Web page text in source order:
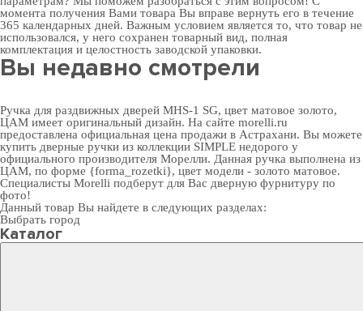
момента получения Вами товара Вы вправе вернуть его в течение
365 календарных дней. Важным условием является то, что товар не
использовался, у него сохранен товарный вид, полная
комплектация и целостность заводской упаковки.
Вы недавно смотрели
Ручка для раздвижных дверей MHS-1 SG, цвет матовое золото,
ЦАМ имеет оригинальный дизайн. На сайте morelli.ru
предоставлена официальная цена продажи в Астрахани. Вы можете
купить дверные ручки из коллекции SIMPLE недорого у
официального производителя Морелли. Данная ручка выполнена из
ЦАМ, по форме {forma_rozetki}, цвет модели - золото матовое.
Специалисты Morelli подберут для Вас дверную фурнитуру по
фото!
Данный товар Вы найдете в следующих разделах:
Выбрать город
Каталог